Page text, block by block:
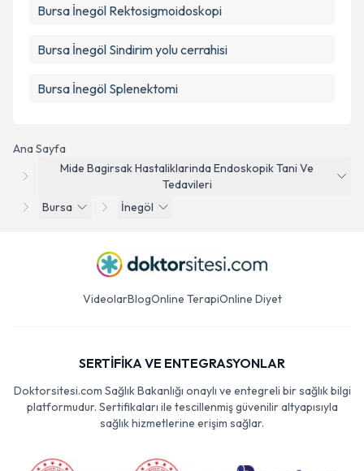
Ana Sayfa
Mide Bagirsak Hastaliklarinda Endoskopik Tani Ve
Tedavileri
Bursa
İnegöl
Bursa İnegöl Rektosigmoidoskopi
Bursa İnegöl Sindirim yolu cerrahisi
Bursa İnegöl Splenektomi
VideolarBlogOnline TerapiOnline Diyet
SERTİFİKA VE ENTEGRASYONLAR
Doktorsitesi.com Sağlık Bakanlığı onaylı ve entegreli bir sağlık bilgi
platformudur. Sertifikaları ile tescillenmiş güvenilir altyapısıyla
sağlık hizmetlerine erişim sağlar.